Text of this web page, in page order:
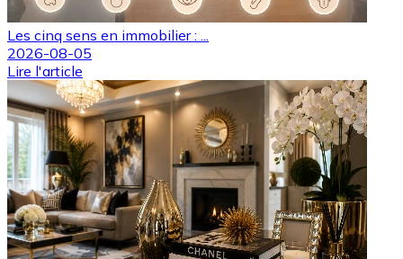
Les cinq sens en immobilier : ...
2026-08-05
Lire l'article